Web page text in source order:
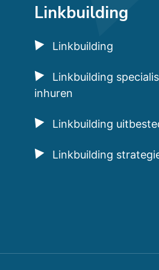
Linkbuilding
Linkbuilding
Linkbuilding
inhuren
Linkbuilding
Linkbuilding